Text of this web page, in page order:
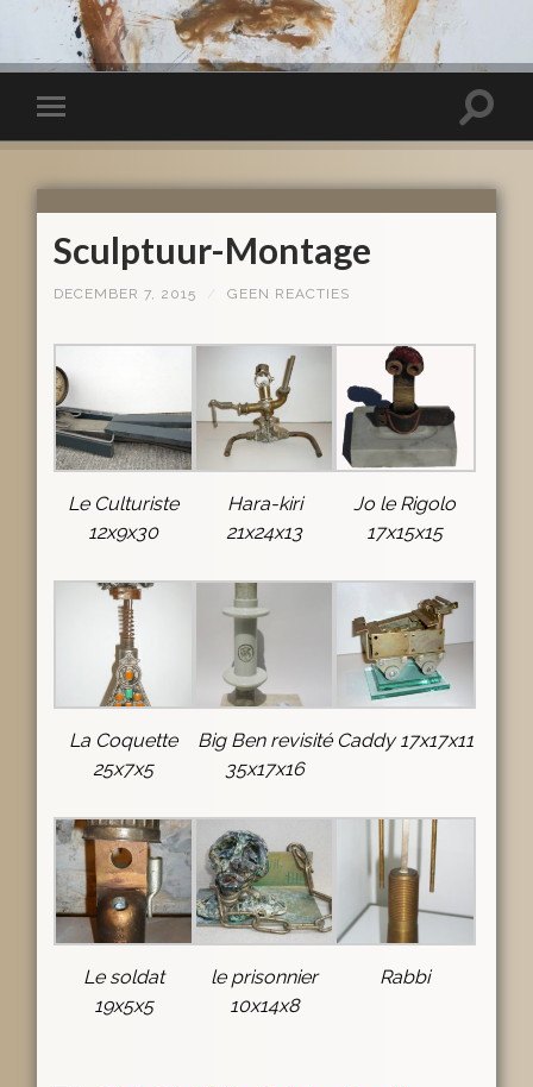
Sculptuur-Montage
DECEMBER 7, 2015 GEEN REACTIES
Le Culturiste
12x9x30
Hara-kiri
21x24x13
Jo le Rigolo
17x15x15
La Coquette
25x7x5
Big Ben revisité
35x17x16
Caddy 17x17x11
Le soldat
19x5x5
le prisonnier
10x14x8
Rabbi